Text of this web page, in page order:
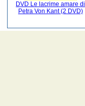
DVD Le lacrime amare di
Petra Von Kant (2 DVD)